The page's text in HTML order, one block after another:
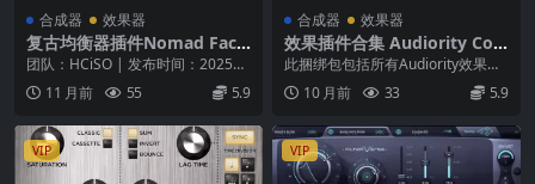
合成器 效果器
复古均衡器插件Nomad Fact
ory Retro EQs Bundle 2.3.0
macOS
团队：HCiSO | 发布时间：2025年
7月16日 | 大小：374.92 M...
11 月前 55 5.9
合成器 效果器
效果插件合集 Audiority Co
mplete Effects Bundle 202
5.9 WiN
此捆绑包包括所有Audiority效果插
件。此页面（以及版本号和价格）
将在每个新...
10 月前 33 5.9
VIP VIP